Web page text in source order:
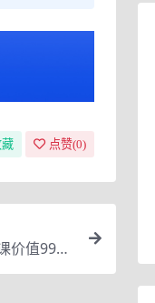
藏 点赞(0)
价值999